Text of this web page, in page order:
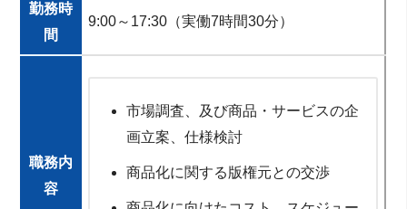
勤務時
間
9:00～17:30（実働7時間30分）
職務内
容
市場調査、及び商品・サービスの企
画立案、仕様検討
商品化に関する版権元との交渉